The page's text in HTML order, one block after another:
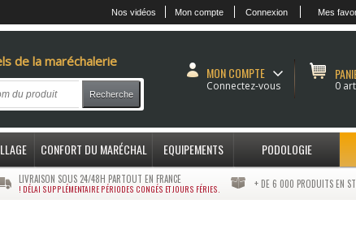
Nos vidéos Mon compte Connexion Mes
de la maréchalerie
Recherche
MON COMPTE
Connectez-vous 0
CONFORT DU MARÉCHAL EQUIPEMENTS PODOLOGIE
LIVRAISON SOUS 24/48H PARTOUT EN FRANCE
! DÉLAI SUPPLÉMENTAIRE PÉRIODES CONGÉS ET JOURS FÉRIES. + DE 6 000 PRODUITS EN